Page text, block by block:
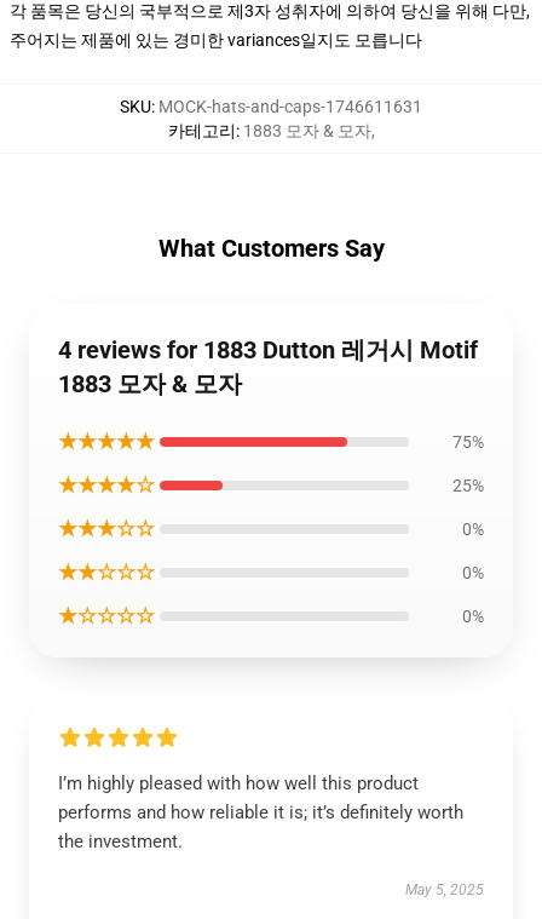
각 품목은 당신의 국부적으로 제3자 성취자에 의하여 당신을 위해 다만,
주어지는 제품에 있는 경미한 variances일지도 모릅니다
SKU: MOCK-hats-and-caps-1746611631
카테고리: 1883 모자 & 모자,
What Customers Say
4 reviews for 1883 Dutton 레거시 Motif
1883 모자 & 모자
★★★★★ 75%
★★★★☆ 25%
★★★☆☆ 0%
★★☆☆☆ 0%
★☆☆☆☆ 0%
I’m highly pleased with how well this product
performs and how reliable it is; it’s definitely worth
the investment.
May 5, 2025